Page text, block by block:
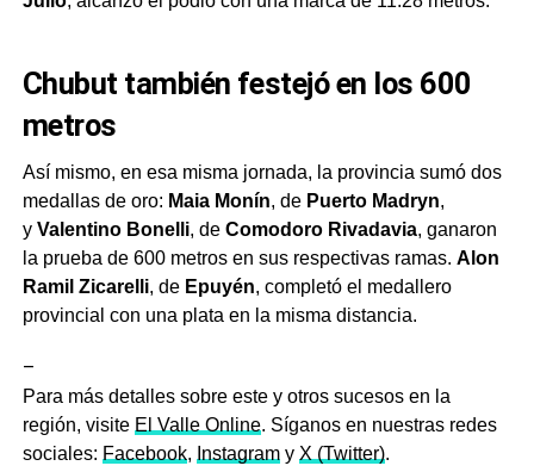
Chubut también festejó en los 600
metros
Así mismo, en esa misma jornada, la provincia sumó dos
medallas de oro: Maia Monín, de Puerto Madryn,
y Valentino Bonelli, de Comodoro Rivadavia, ganaron
la prueba de 600 metros en sus respectivas ramas. Alon
Ramil Zicarelli, de Epuyén, completó el medallero
provincial con una plata en la misma distancia.
–
Para más detalles sobre este y otros sucesos en la
región, visite El Valle Online. Síganos en nuestras redes
sociales: Facebook, Instagramy X (Twitter).